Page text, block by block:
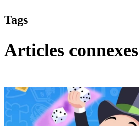
Tags
Articles connexes